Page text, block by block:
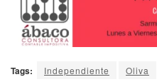
Tags: Independiente Oliva